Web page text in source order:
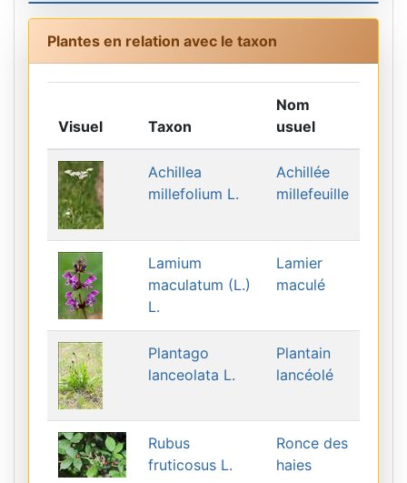
Plantes en relation avec le taxon
Visuel Taxon
Nom
usuel
Achillea
millefolium L.
Achillée
millefeuille
Lamium
maculatum (L.)
L.
Lamier
maculé
Plantago
lanceolata L.
Plantain
lancéolé
Rubus
fruticosus L.
Ronce des
haies